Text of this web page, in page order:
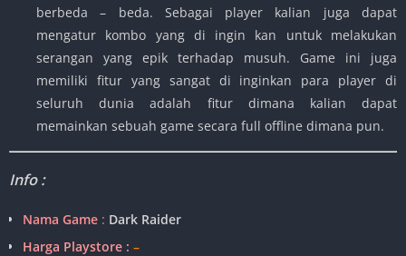
berbeda – beda. Sebagai player kalian juga dapat
mengatur kombo yang di ingin kan untuk melakukan
serangan yang epik terhadap musuh. Game ini juga
memiliki fitur yang sangat di inginkan para player di
seluruh dunia adalah fitur dimana kalian dapat
memainkan sebuah game secara full offline dimana pun.
Info :
Nama Game : Dark Raider
Harga Playstore : –